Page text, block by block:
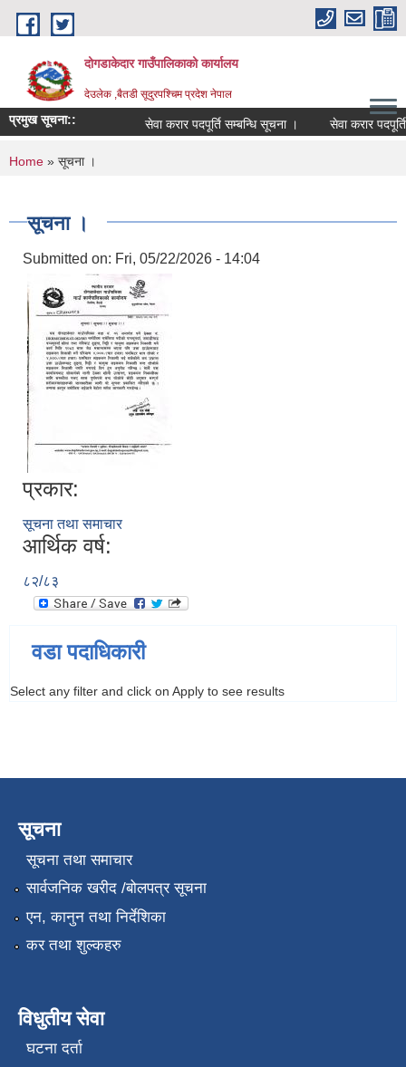
Skip to main content
दोगडाकेदार गाउँपालिकाको कार्यालय
देउलेक ,बैतडी सूदुरपश्चिम प्रदेश नेपाल
प्रमुख सूचना:: सेवा करार पदपूर्ति सम्बन्धि सूचना । सेवा करार
You are here
Home » सूचना ।
सूचना ।
Submitted on: Fri, 05/22/2026 - 14:04
प्रकार:
सूचना तथा समाचार
आर्थिक वर्ष:
८२/८३
वडा पदाधिकारी
Select any filter and click on Apply to see results
सूचना
सूचना तथा समाचार
सार्वजनिक खरीद /बोलपत्र सूचना
एन, कानुन तथा निर्देशिका
कर तथा शुल्कहरु
विधुतीय सेवा
घटना दर्ता